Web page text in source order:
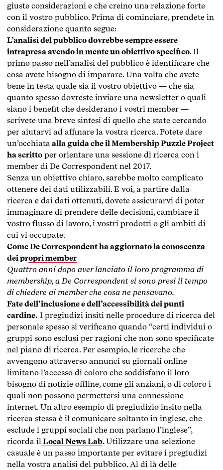
giuste considerazioni e che creino una relazione forte
con il vostro pubblico. Prima di cominciare, prendete in
considerazione quanto segue:
L’analisi del pubblico dovrebbe sempre essere
intrapresa avendo in mente un obiettivo specifico. Il
primo passo nell’analisi del pubblico è identificare che
cosa avete bisogno di imparare. Una volta che avete
bene in testa quale sia il vostro obiettivo — che sia
quanto spesso dovreste inviare una newsletter o quali
siano i benefit che desiderano i vostri member —
scrivete una breve sintesi di quello che state cercando
per aiutarvi ad affinare la vostra ricerca. Potete dare
un’occhiata alla guida che il Membership Puzzle Project
ha scritto per orientare una sessione di ricerca con i
member di De Correspondent nel 2017.
Senza un obiettivo chiaro, sarebbe molto complicato
ottenere dei dati utilizzabili. E voi, a partire dalla
ricerca e dai dati ottenuti, dovete assicurarvi di poter
immaginare di prendere delle decisioni, cambiare il
vostro flusso di lavoro, i vostri prodotti o gli ambiti di
cui vi occupate.
ComeDe Correspondent ha aggiornato la conoscenza
dei propri member
Quattro anni dopo aver lanciato il loro programma di
membership, a De Correspondent si sono presi il tempo
di chiedere ai member che cosa ne pensavano.
Fate dell’inclusione e dell’accessibilità dei punti
cardine. I pregiudizi insiti nelle procedure di ricerca del
personale spesso si verificano quando “certi individui o
gruppi sono esclusi per ragioni che non sono specificate
nel piano di ricerca. Per esempio, le ricerche che
avvengono attraverso annunci su giornali online
limitano l’accesso di coloro che soddisfano il loro
bisogno di notizie offline, come gli anziani, o di coloro i
quali non possono permettersi una connessione
internet. Un altro esempio di pregiudizio insito nella
ricerca stessa è il comunicare soltanto in inglese, che
esclude i gruppi sociali che non parlano l’inglese”,
ricorda il Local News Lab. Utilizzare una selezione
casuale è un passo importante per evitare i pregiudizi
nella vostra analisi del pubblico. Al di là delle